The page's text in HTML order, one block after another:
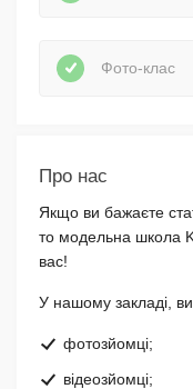
Фото-клас
Про нас
Якщо ви бажаєте
то модельна школа
вас!
У нашому закладі,
фотозйомці;
відеозйомці;